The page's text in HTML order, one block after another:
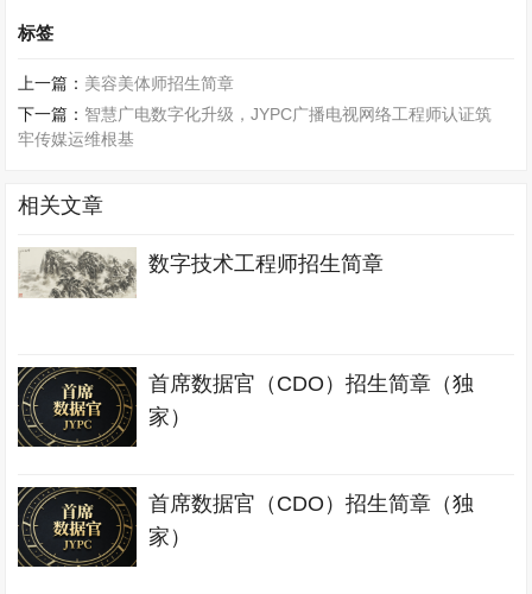
标签
上一篇： 美容美体师招生简章
下一篇： 智慧广电数字化升级，JYPC广播电视网络工程师认证筑
牢传媒运维根基
相关文章
数字技术工程师招生简章
首席数据官（CDO）招生简章（独
家）
首席数据官（CDO）招生简章（独
家）